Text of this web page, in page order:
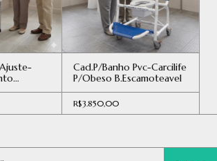
Cad.P/Banho Pvc-Carcilife
P/Obeso B.Escamoteavel
R$3.850,00